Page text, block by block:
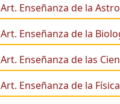
Art. Enseñanza de la
Art. Enseñanza de la
Art. Enseñanza de las
Art. Enseñanza de la Física